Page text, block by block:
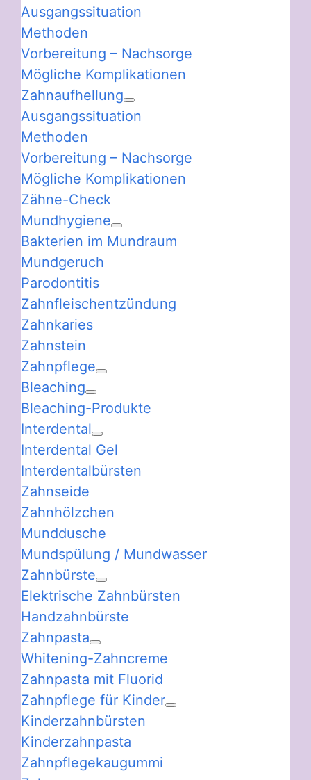
Ausgangssituation
Methoden
Vorbereitung – Nachsorge
Mögliche Komplikationen
Zahnaufhellung
Ausgangssituation
Methoden
Vorbereitung – Nachsorge
Mögliche Komplikationen
Zähne-Check
Mundhygiene
Bakterien im Mundraum
Mundgeruch
Parodontitis
Zahnfleischentzündung
Zahnkaries
Zahnstein
Zahnpflege
Bleaching
Bleaching-Produkte
Interdental
Interdental Gel
Interdentalbürsten
Zahnseide
Zahnhölzchen
Munddusche
Mundspülung / Mundwasser
Zahnbürste
Elektrische Zahnbürsten
Handzahnbürste
Zahnpasta
Whitening-Zahncreme
Zahnpasta mit Fluorid
Zahnpflege für Kinder
Kinderzahnbürsten
Kinderzahnpasta
Zahnpflegekaugummi